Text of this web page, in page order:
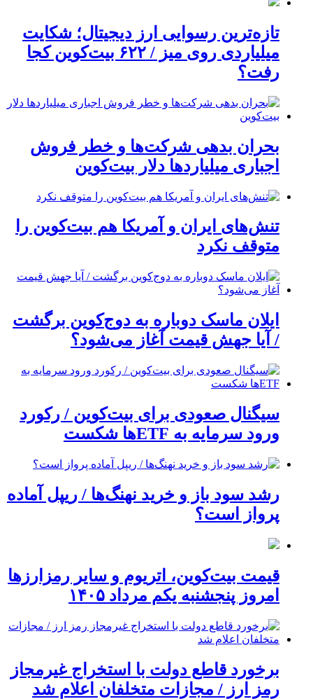
تازه‌ترین رسوایی ارز دیجیتال؛ شکایت
میلیاردی روی میز / ۶۲۲ بیت‌کوین کجا
رفت؟
بحران بدهی شرکت‌ها و خطر فروش
اجباری میلیاردها دلار بیت‌کوین
تنش‌های ایران و آمریکا هم بیت‌کوین را
متوقف نکرد
ایلان ماسک دوباره به دوج‌کوین برگشت
/ آیا جهش قیمت آغاز می‌شود؟
سیگنال صعودی برای بیت‌کوین / رکورد
ورود سرمایه به ETFها شکست
رشد سود باز و خرید نهنگ‌ها / ریپل آماده
پرواز است؟
قیمت بیت‌کوین، اتریوم و سایر رمزارزها
امروز پنجشنبه یکم مرداد ۱۴۰۵
برخورد قاطع دولت با استخراج غیرمجاز
رمز ارز / مجازات متخلفان اعلام شد